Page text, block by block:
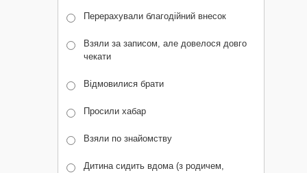
Перерахували благодійний внесок
Взяли за записом, але довелося довго
чекати
Відмовилися брати
Просили хабар
Взяли по знайомству
Дитина сидить вдома (з родичем,